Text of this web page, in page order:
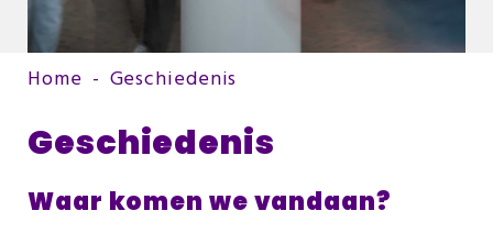
Home - Geschiedenis
Geschiedenis
Waar komen we vandaan?